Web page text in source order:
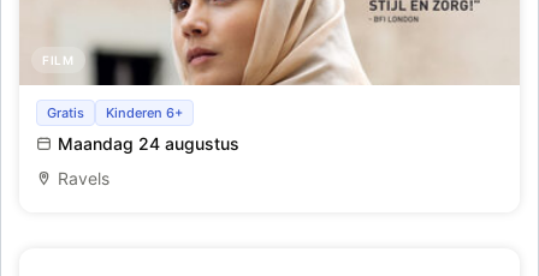
FILM
Mooov wijkt af - La Ragazza del Futuro
Gratis Kinderen 6+
Maandag 24 augustus
Ravels